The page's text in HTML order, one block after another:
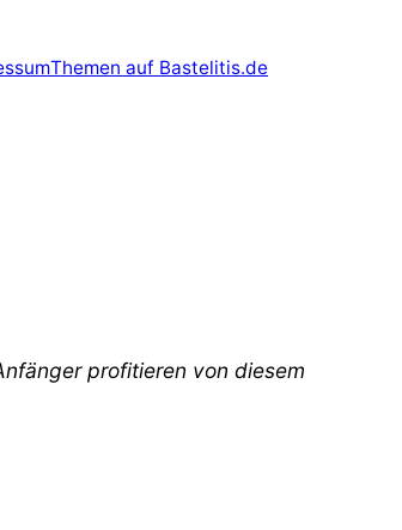
Themen auf Bastelitis.de
profitieren von diesem